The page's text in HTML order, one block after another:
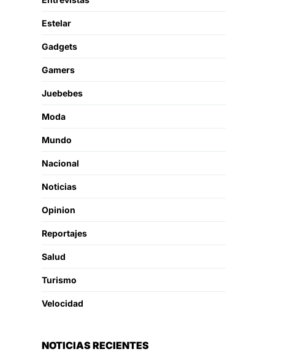
Estelar
Gadgets
Gamers
Juebebes
Moda
Mundo
Nacional
Noticias
Opinion
Reportajes
Salud
Turismo
Velocidad
NOTICIAS RECIENTES